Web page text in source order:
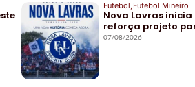
Futebol,Futebol Mineiro
Nova Lavras inicia
reforça projeto
07/08/2026